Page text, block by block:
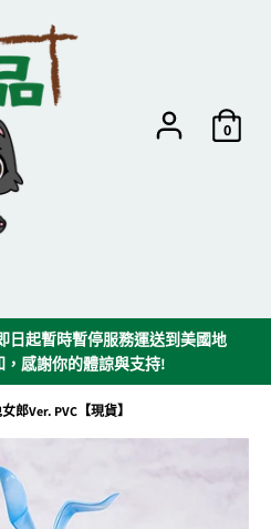
0
店下單之現貨貨品將會按照訂單順序
間約需7個工作天，請見諒 。
郎Ver. PVC【現貨】